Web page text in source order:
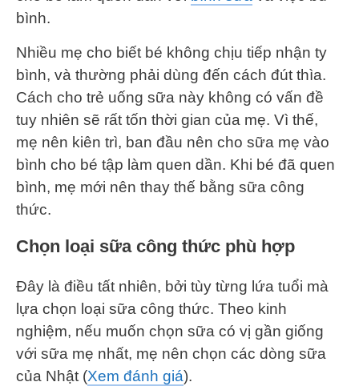
bình.
Nhiều mẹ cho biết bé không chịu tiếp nhận ty
bình, và thường phải dùng đến cách đút thìa.
Cách cho trẻ uống sữa này không có vấn đề
tuy nhiên sẽ rất tốn thời gian của mẹ. Vì thế,
mẹ nên kiên trì, ban đầu nên cho sữa mẹ vào
bình cho bé tập làm quen dần. Khi bé đã quen
bình, mẹ mới nên thay thế bằng sữa công
thức.
Chọn loại sữa công thức phù hợp
Đây là điều tất nhiên, bởi tùy từng lứa tuổi mà
lựa chọn loại sữa công thức. Theo kinh
nghiệm, nếu muốn chọn sữa có vị gần giống
với sữa mẹ nhất, mẹ nên chọn các dòng sữa
của Nhật (Xem đánh giá).